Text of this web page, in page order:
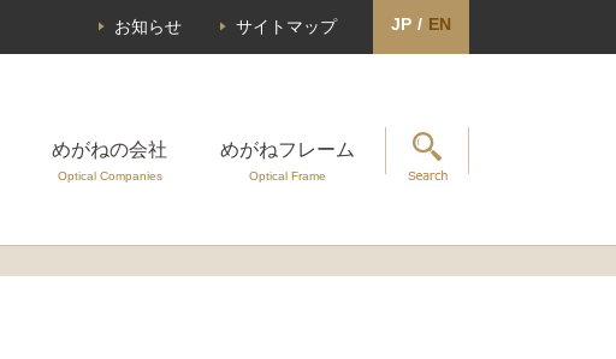
お知らせ サイトマップ JP / EN
めがねの会社
Optical Companies
めがねフレーム
Optical Frame